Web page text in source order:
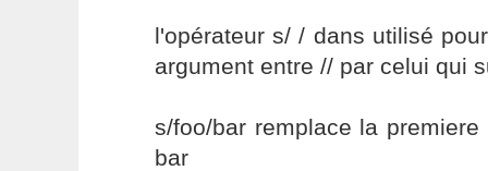
l'opérateur s/ / dans utilisé
argument entre // par celui qui
s/foo/bar remplace la
bar